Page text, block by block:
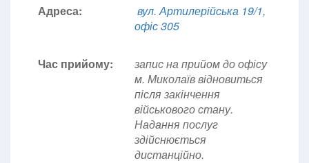
Адреса:
вул. Артилерійська 19/1,
офіс 305
Час прийому:
запис на прийом до офісу
м. Миколаїв відновиться
після закінчення
військового стану.
Надання послуг
здійснюється
дистанційно.